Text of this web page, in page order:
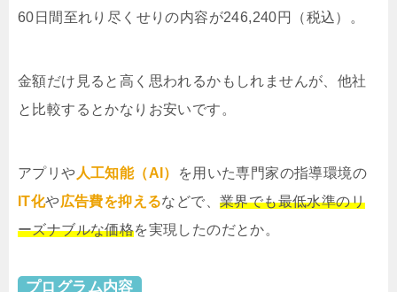
60日間至れり尽くせりの内容が246,240円（税込）。
金額だけ見ると高く思われるかもしれませんが、他社
と比較するとかなりお安いです。
アプリや 人工知能（AI）
を用いた専門家の指導環境の
IT化や広告費を抑えるなどで、業界でも最低水準のリ
ーズナブルな価格を実現したのだとか。
プログラム内容